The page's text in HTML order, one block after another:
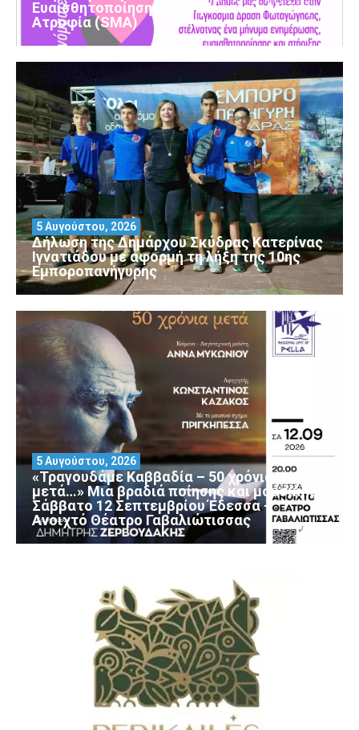
Ευαισθητοποίησης για τη Νωτιαία Μυϊκή
Ατροφία (SMA)
Δήλωση της Δημάρχου Σκύδρας Κατερίνας
Ιγνατιάδου με αφορμή τη λήξη της 10ης
Εμποροπανήγυρης
5 Αυγούστου, 2026
«Τραγουδάμε Καββαδία – 50 χρόνια
μετά…» Μια βραδιά ποίησης και μουσικής
Σάββατο 12 Σεπτεμβρίου Έδεσσα –
Ανοιχτό Θέατρο Γαβαλιώτισσας
5 Αυγούστου, 2026